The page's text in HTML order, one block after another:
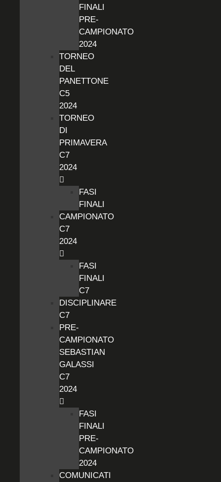
FINALI
PRE-
CAMPIONATO
2024
TORNEO
DEL
PANETTONE
C5
2024
TORNEO
DI
PRIMAVERA
C7
2024
FASI
FINALI
CAMPIONATO
C7
2024
FASI
FINALI
C7
DISCIPLINARE
C7
PRE-
CAMPIONATO
SEBASTIAN
GALASSI
C7
2024
FASI
FINALI
PRE-
CAMPIONATO
2024
COMUNICATI